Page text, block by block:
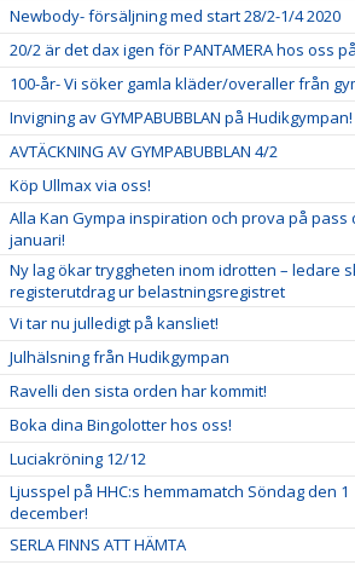
Newbody- försäljning med start 28/2-1/4 2020
20/2 är det dax igen för PANTAMERA hos oss
100-år- Vi söker gamla kläder/overaller från
Invigning av GYMPABUBBLAN på Hudikgympan!
AVTÄCKNING AV GYMPABUBBLAN 4/2
Köp Ullmax via oss!
Alla Kan Gympa inspiration och prova på pass
januari!
Ny lag ökar tryggheten inom idrotten – ledare
registerutdrag ur belastningsregistret
Vi tar nu julledigt på kansliet!
Julhälsning från Hudikgympan
Ravelli den sista orden har kommit!
Boka dina Bingolotter hos oss!
Luciakröning 12/12
Ljusspel på HHC:s hemmamatch Söndag den 1
december!
SERLA FINNS ATT HÄMTA